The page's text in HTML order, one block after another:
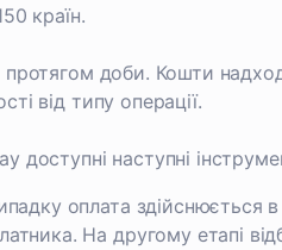
країн.
доби. Кошти
від типу операції.
наступні
оплата здійснюється
На другому етапі